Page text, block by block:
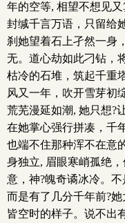
年的空等, 相望不想见
封缄千言万语，只留给
刹她望着石上孑然一身
无。道心劫如此刁钻，
枯冷的石堆，筑起千重
风又一年，吹开雪芽初
荒芜漫延如潮, 她只想?
在她掌心强行拼凑，千
也端不住那种浑不在意
身独立, 眉眼寒峭孤绝
意，神?魄奇谲冰冷。
而是有了几分千年前?
皆空时的样子。说不出